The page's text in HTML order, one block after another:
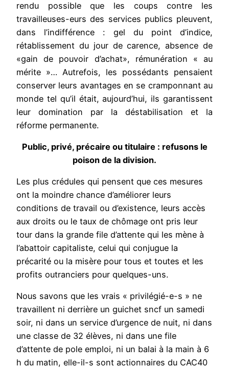
rendu possible que les coups contre les
travailleuses-eurs des services publics pleuvent,
dans l’indifférence : gel du point d’indice,
rétablissement du jour de carence, absence de
«gain de pouvoir d’achat», rémunération « au
mérite »… Autrefois, les possédants pensaient
conserver leurs avantages en se cramponnant au
monde tel qu’il était, aujourd’hui, ils garantissent
leur domination par la déstabilisation et la
réforme permanente.
Public, privé, précaire ou titulaire : refusons le
poison de la division.
Les plus crédules qui pensent que ces mesures
ont la moindre chance d’améliorer leurs
conditions de travail ou d’existence, leurs accès
aux droits ou le taux de chômage ont pris leur
tour dans la grande file d’attente qui les mène à
l’abattoir capitaliste, celui qui conjugue la
précarité ou la misère pour tous et toutes et les
profits outranciers pour quelques-uns.
Nous savons que les vrais « privilégié-e-s » ne
travaillent ni derrière un guichet sncf un samedi
soir, ni dans un service d’urgence de nuit, ni dans
une classe de 32 élèves, ni dans une file
d’attente de pole emploi, ni un balai à la main à 6
h du matin, elle-il-s sont actionnaires du CAC40